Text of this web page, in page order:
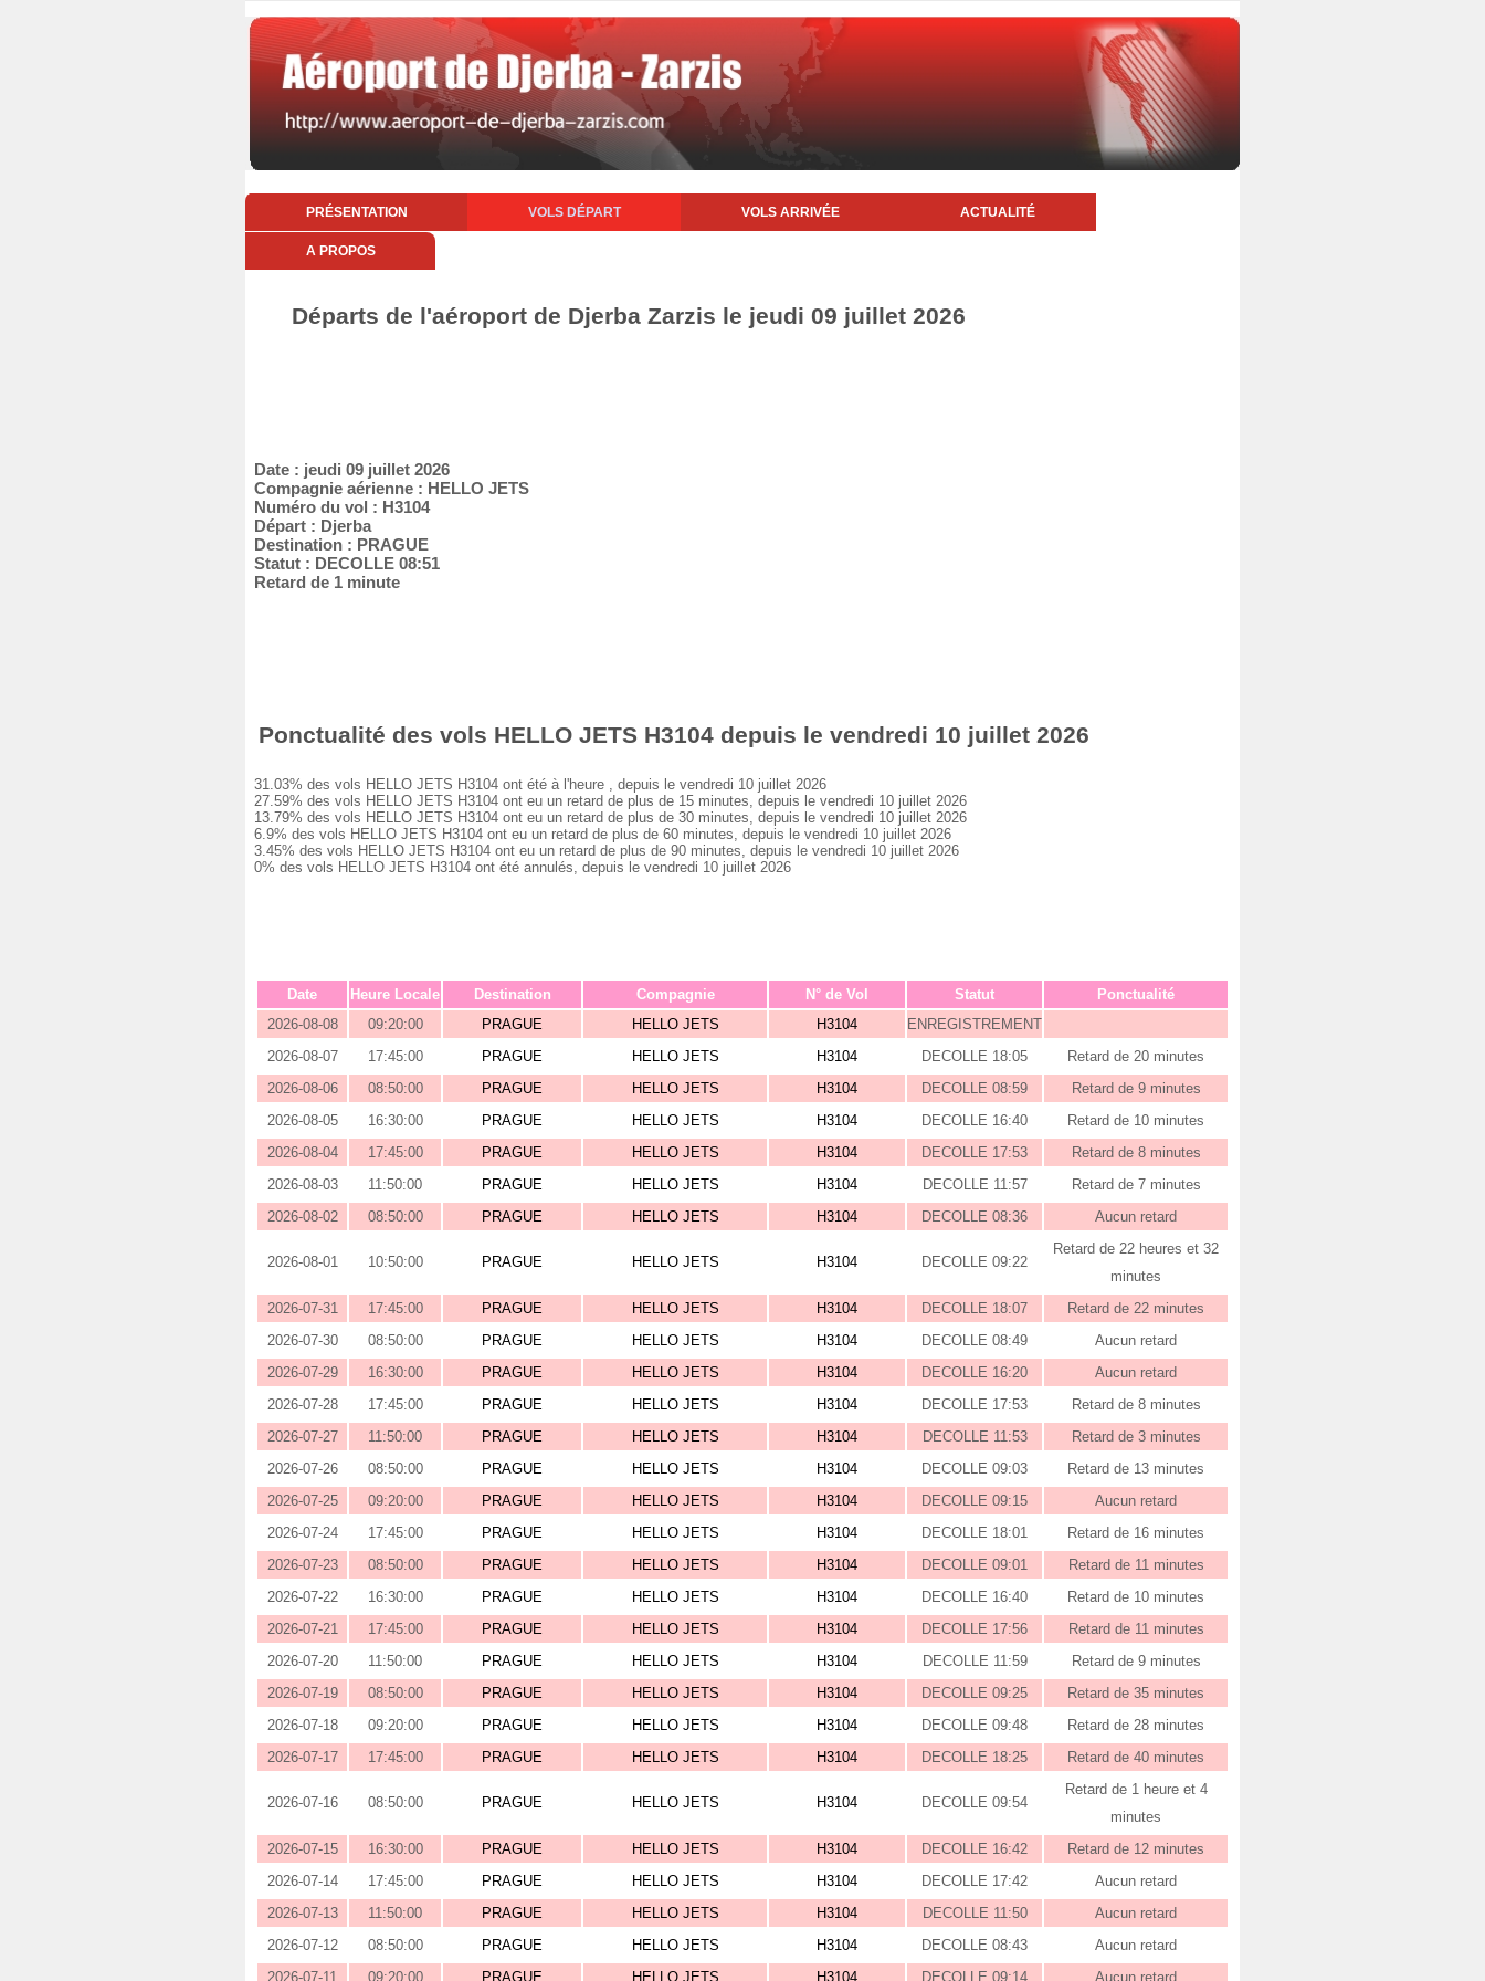
PRÉSENTATION VOLS DÉPART VOLS ARRIVÉE ACTUALITÉ
A PROPOS
Départs de l'aéroport de Djerba Zarzis le jeudi 09 juillet 2026
Date : jeudi 09 juillet 2026
Compagnie aérienne : HELLO JETS
Numéro du vol : H3104
Départ : Djerba
Destination : PRAGUE
Statut : DECOLLE 08:51
Retard de 1 minute
Ponctualité des vols HELLO JETS H3104 depuis le vendredi 10 juillet 2026
31.03% des vols HELLO JETS H3104 ont été à l'heure , depuis le vendredi 10 juillet 2026
27.59% des vols HELLO JETS H3104 ont eu un retard de plus de 15 minutes, depuis le vendredi 10 juillet 2026
13.79% des vols HELLO JETS H3104 ont eu un retard de plus de 30 minutes, depuis le vendredi 10 juillet 2026
6.9% des vols HELLO JETS H3104 ont eu un retard de plus de 60 minutes, depuis le vendredi 10 juillet 2026
3.45% des vols HELLO JETS H3104 ont eu un retard de plus de 90 minutes, depuis le vendredi 10 juillet 2026
0% des vols HELLO JETS H3104 ont été annulés, depuis le vendredi 10 juillet 2026
Date Heure Locale Destination Compagnie N° de Vol Statut
Ponctualité
2026-08-08
09:20:00 PRAGUE HELLO JETS H3104
ENREGISTREMENT
2026-08-07
17:45:00 PRAGUE HELLO JETS H3104 DECOLLE 18:05
Retard de 20 minutes
2026-08-06
08:50:00 PRAGUE HELLO JETS H3104 DECOLLE 08:59
Retard de 9 minutes
2026-08-05
16:30:00 PRAGUE HELLO JETS H3104 DECOLLE 16:40
Retard de 10 minutes
2026-08-04
17:45:00 PRAGUE HELLO JETS H3104 DECOLLE 17:53
Retard de 8 minutes
2026-08-03
11:50:00 PRAGUE HELLO JETS H3104 DECOLLE 11:57
Retard de 7 minutes
2026-08-02
08:50:00 PRAGUE HELLO JETS H3104 DECOLLE 08:36 Aucun retard
2026-08-01 10:50:00 PRAGUE HELLO JETS H3104 DECOLLE 09:22
Retard de 22 heures et 32
minutes
2026-07-31
17:45:00 PRAGUE HELLO JETS H3104 DECOLLE 18:07
Retard de 22 minutes
2026-07-30
08:50:00 PRAGUE HELLO JETS H3104 DECOLLE 08:49
Aucun retard
2026-07-29
16:30:00 PRAGUE HELLO JETS H3104 DECOLLE 16:20
Aucun retard
2026-07-28
17:45:00 PRAGUE HELLO JETS H3104 DECOLLE 17:53
Retard de 8 minutes
2026-07-27
11:50:00 PRAGUE HELLO JETS H3104 DECOLLE 11:53
Retard de 3 minutes
2026-07-26
08:50:00 PRAGUE HELLO JETS H3104 DECOLLE 09:03
Retard de 13 minutes
2026-07-25
09:20:00 PRAGUE HELLO JETS H3104 DECOLLE 09:15
Aucun retard
2026-07-24
17:45:00 PRAGUE HELLO JETS H3104 DECOLLE 18:01
Retard de 16 minutes
2026-07-23
08:50:00 PRAGUE HELLO JETS H3104 DECOLLE 09:01
Retard de 11 minutes
2026-07-22
16:30:00 PRAGUE HELLO JETS H3104 DECOLLE 16:40
Retard de 10 minutes
2026-07-21
17:45:00 PRAGUE HELLO JETS H3104 DECOLLE 17:56
Retard de 11 minutes
2026-07-20
11:50:00 PRAGUE HELLO JETS H3104 DECOLLE 11:59
Retard de 9 minutes
2026-07-19
08:50:00 PRAGUE HELLO JETS H3104 DECOLLE 09:25
Retard de 35 minutes
2026-07-18
09:20:00 PRAGUE HELLO JETS H3104 DECOLLE 09:48
Retard de 28 minutes
2026-07-17
17:45:00 PRAGUE HELLO JETS H3104 DECOLLE 18:25 Retard de 40 minutes
2026-07-16 08:50:00 PRAGUE HELLO JETS H3104 DECOLLE 09:54
Retard de 1 heure et 4
minutes
2026-07-15
16:30:00 PRAGUE HELLO JETS H3104 DECOLLE 16:42
Retard de 12 minutes
2026-07-14
17:45:00 PRAGUE HELLO JETS H3104 DECOLLE 17:42
Aucun retard
2026-07-13
11:50:00 PRAGUE HELLO JETS H3104 DECOLLE 11:50
Aucun retard
2026-07-12
08:50:00 PRAGUE HELLO JETS H3104 DECOLLE 08:43
Aucun retard
2026-07-11
09:20:00 PRAGUE HELLO JETS H3104 DECOLLE 09:14 Aucun retard